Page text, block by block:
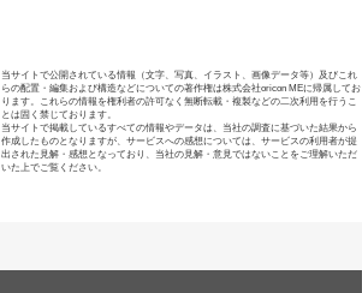
当サイトで公開されている情報（文字、写真、イラスト、画像データ等）及びこれ
らの配置・編集および構造などについての著作権は株式会社oricon MEに帰属してお
ります。これらの情報を権利者の許可なく無断転載・複製などの二次利用を行うこ
とは固く禁じております。
当サイトで掲載しているすべての情報やデータは、当社の調査に基づいた結果から
作成したものとなりますが、サービスへの感想については、サービスの利用者が提
出された見解・感想となっており、当社の見解・意見ではないことをご理解いただ
いた上でご覧ください。